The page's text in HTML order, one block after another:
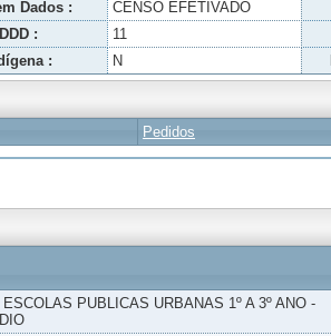
Dados : CENSO EFETIVADO
DDD : 11
: N
Pedidos
ESCOLAS PUBLICAS URBANAS 1º A 3º ANO -